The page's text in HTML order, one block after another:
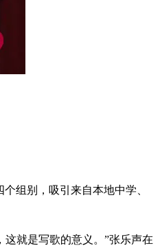
组别，吸引来自本地中学、
就是写歌的意义。”张乐声在